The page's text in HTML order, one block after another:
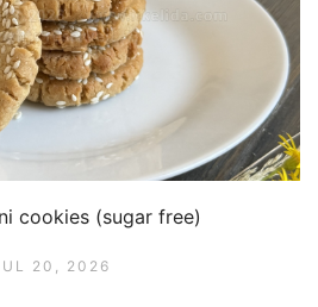
cookies (sugar free)
20, 2026